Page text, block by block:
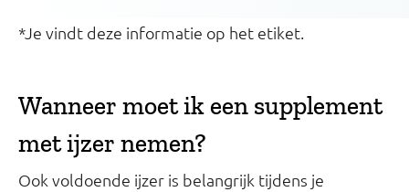
*Je vindt deze informatie op het etiket.
Wanneer moet ik een supplement
met ijzer nemen?
Ook voldoende ijzer is belangrijk tijdens je